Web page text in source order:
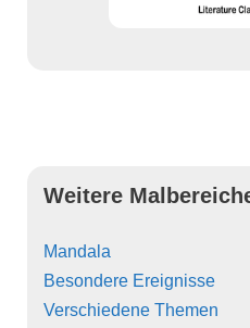
Weitere
Mandala
Besondere Ereignisse
Verschiedene Themen